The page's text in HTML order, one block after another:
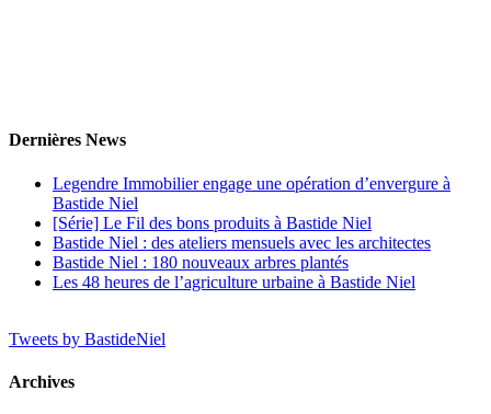
Dernières News
Legendre Immobilier engage une opération d’envergure à
Bastide Niel
[Série] Le Fil des bons produits à Bastide Niel
Bastide Niel : des ateliers mensuels avec les architectes
Bastide Niel : 180 nouveaux arbres plantés
Les 48 heures de l’agriculture urbaine à Bastide Niel
Tweets by BastideNiel
Archives